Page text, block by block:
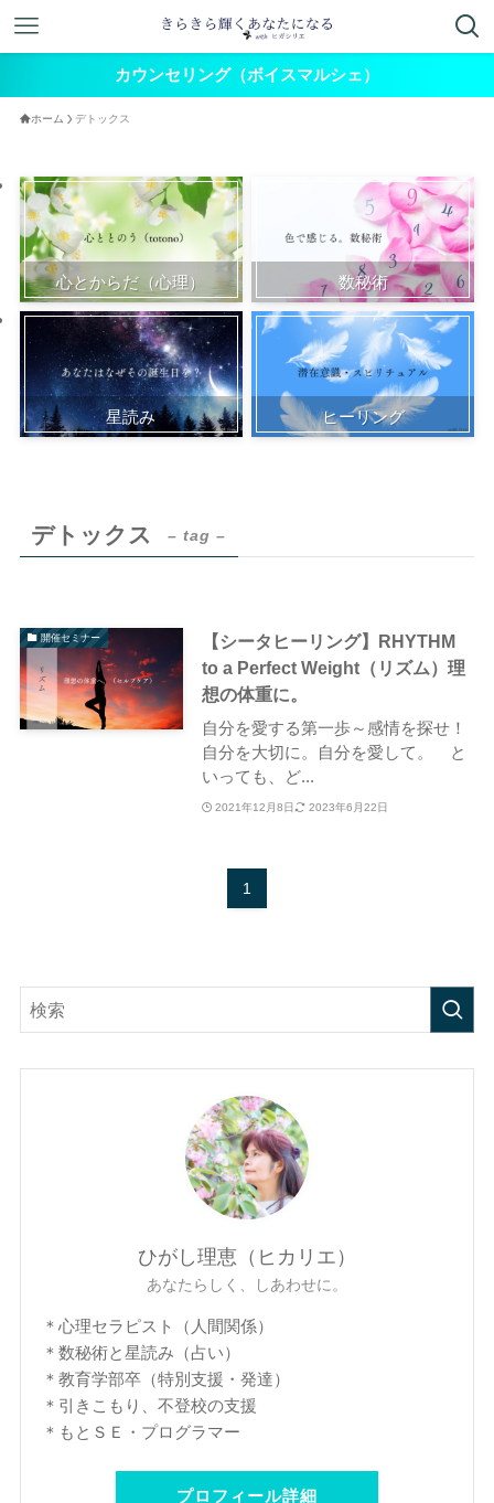
カウンセリング（ボイスマルシェ）
ホーム デトックス
心とからだ（心理） 数秘術
星読み ヒーリング
デトックス – tag –
開催セミナー
【シータヒーリング】RHYTHM
to a Perfect Weight（リズム）理
想の体重に。
自分を愛する第一歩～感情を探せ！
自分を大切に。自分を愛して。 と
いっても、ど...
2021年12月8日 2023年6月22日
1
ひがし理恵（ヒカリエ）
あなたらしく、しあわせに。
＊心理セラピスト（人間関係）
＊数秘術と星読み（占い）
＊教育学部卒（特別支援・発達）
＊引きこもり、不登校の支援
＊もとＳＥ・プログラマー
プロフィール詳細